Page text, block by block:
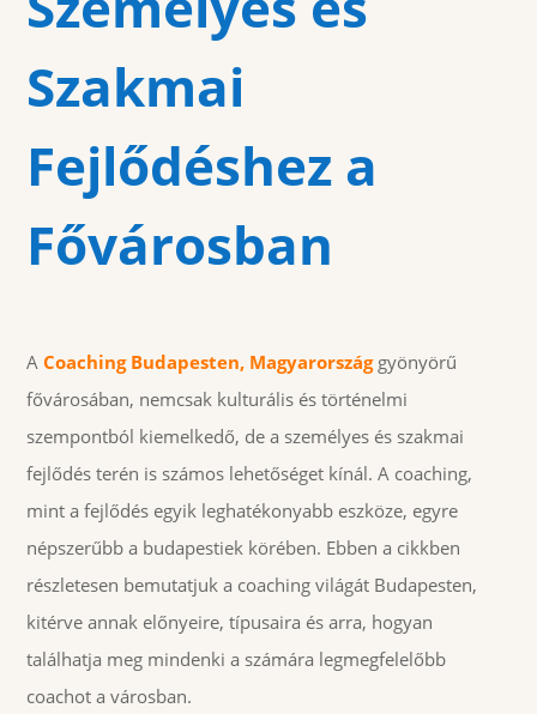
Szakmai
Fejlődéshez a
Fővárosban
ACoaching Budapesten, Magyarországgyönyörű
fővárosában, nemcsak kulturális és történelmi
szempontból kiemelkedő, de a személyes és szakmai
fejlődés terén is számos lehetőséget kínál. A coaching,
mint a fejlődés egyik leghatékonyabb eszköze, egyre
népszerűbb a budapestiek körében. Ebben a cikkben
részletesen bemutatjuk a coaching világát Budapesten,
kitérve annak előnyeire, típusaira és arra, hogyan
találhatja meg mindenki a számára legmegfelelőbb
coachot a városban.